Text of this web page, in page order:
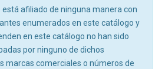
afiliado de ninguna manera con
enumerados en este catálogo y
en este catálogo no han sido
por ninguno de dichos
marcas comerciales o números de